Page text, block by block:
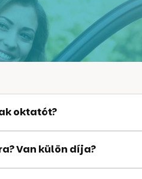
oktatót?
Van külön díja?